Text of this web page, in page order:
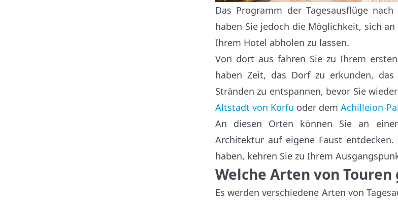
Das Programm der Tagesausflüge
haben Sie jedoch die Möglichkeit, sich
Ihrem Hotel abholen zu lassen.
Von dort aus fahren Sie zu Ihrem
haben Zeit, das Dorf zu erkunden,
Stränden zu entspannen, bevor Sie
Altstadt von Korfu oder dem Achilleion-
An diesen Orten können Sie an
Architektur auf eigene Faust
haben, kehren Sie zu Ihrem
Welche Arten von
Es werden verschiedene Arten von